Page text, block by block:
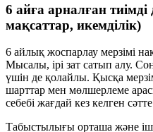
6 айға арналған тиімді
мақсаттар, икемділік)
6 айлық жоспарлау мерзімі
Мысалы, ірі зат сатып алу.
үшін де қолайлы. Қысқа
шарттар мен мөлшерлеме
себебі жағдай кез келген
Табыстылығы орташа және